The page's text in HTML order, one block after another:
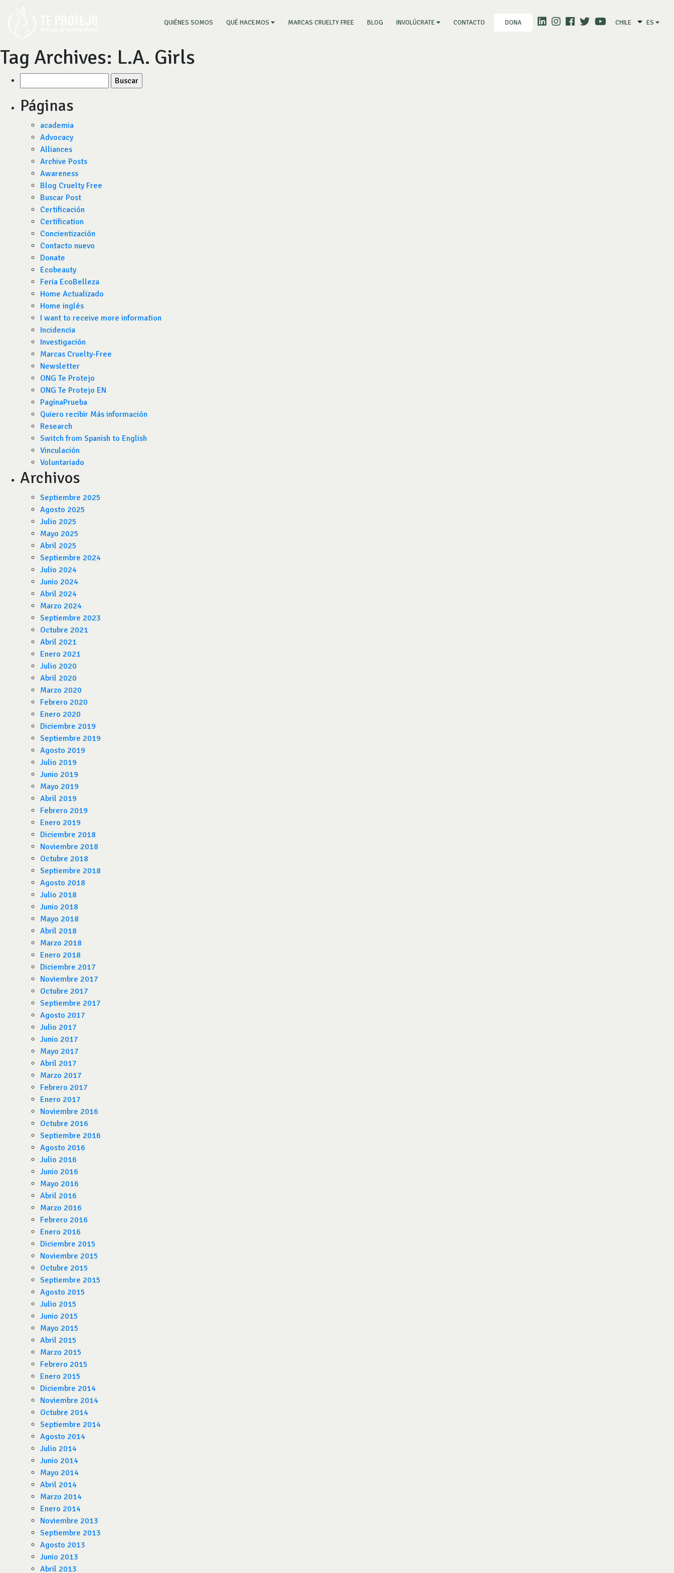
QUIÉNES SOMOS (CURRENT)
QUÉ HACEMOS MARCAS CRUELTY FREE BLOG INVOLÚCRATE CONTACTO DONA CHILE ES
Tag Archives: L.A. Girls
por:
Páginas
academia
Advocacy
Alliances
Archive Posts
Awareness
Blog Cruelty Free
Buscar Post
Certificación
Certification
Concientización
Contacto nuevo
Donate
Ecobeauty
Feria EcoBelleza
Home Actualizado
Home inglés
I want to receive more information
Incidencia
Investigación
Marcas Cruelty-Free
Newsletter
ONG Te Protejo
ONG Te Protejo EN
PaginaPrueba
Quiero recibir Más información
Research
Switch from Spanish to English
Vinculación
Voluntariado
Archivos
Septiembre 2025
Agosto 2025
Julio 2025
Mayo 2025
Abril 2025
Septiembre 2024
Julio 2024
Junio 2024
Abril 2024
Marzo 2024
Septiembre 2023
Octubre 2021
Abril 2021
Enero 2021
Julio 2020
Abril 2020
Marzo 2020
Febrero 2020
Enero 2020
Diciembre 2019
Septiembre 2019
Agosto 2019
Julio 2019
Junio 2019
Mayo 2019
Abril 2019
Febrero 2019
Enero 2019
Diciembre 2018
Noviembre 2018
Octubre 2018
Septiembre 2018
Agosto 2018
Julio 2018
Junio 2018
Mayo 2018
Abril 2018
Marzo 2018
Enero 2018
Diciembre 2017
Noviembre 2017
Octubre 2017
Septiembre 2017
Agosto 2017
Julio 2017
Junio 2017
Mayo 2017
Abril 2017
Marzo 2017
Febrero 2017
Enero 2017
Noviembre 2016
Octubre 2016
Septiembre 2016
Agosto 2016
Julio 2016
Junio 2016
Mayo 2016
Abril 2016
Marzo 2016
Febrero 2016
Enero 2016
Diciembre 2015
Noviembre 2015
Octubre 2015
Septiembre 2015
Agosto 2015
Julio 2015
Junio 2015
Mayo 2015
Abril 2015
Marzo 2015
Febrero 2015
Enero 2015
Diciembre 2014
Noviembre 2014
Octubre 2014
Septiembre 2014
Agosto 2014
Julio 2014
Junio 2014
Mayo 2014
Abril 2014
Marzo 2014
Enero 2014
Noviembre 2013
Septiembre 2013
Agosto 2013
Junio 2013
Abril 2013